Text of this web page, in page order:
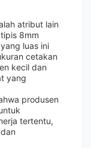
atribut lain
8mm
luas ini
cetakan
kecil dan
yang
produsen
tertentu,